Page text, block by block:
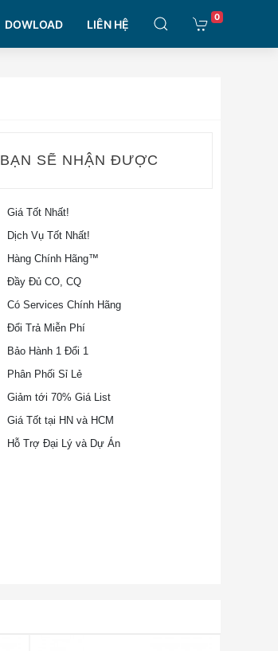
DOWLOAD LIÊN HỆ
0
BẠN SẼ NHẬN ĐƯỢC
Giá Tốt Nhất!
Dịch Vụ Tốt Nhất!
Hàng Chính Hãng™
Đầy Đủ CO, CQ
Có Services Chính Hãng
Đổi Trả Miễn Phí
Bảo Hành 1 Đổi 1
Phân Phối Sỉ Lẻ
Giảm tới 70% Giá List
Giá Tốt tại HN và HCM
Hỗ Trợ Đại Lý và Dự Án